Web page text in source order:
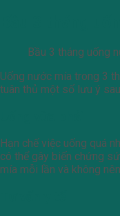
Bầu 3 tháng uống
Uống nước mía trong 3
tuân thủ một số lưu ý
Hạn chế việc uống quá
có thể gây biến chứng
mía mỗi lần và không